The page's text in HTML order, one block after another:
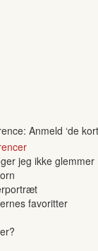
Anmeld ‘de
jeg ikke glemmer
favoritter